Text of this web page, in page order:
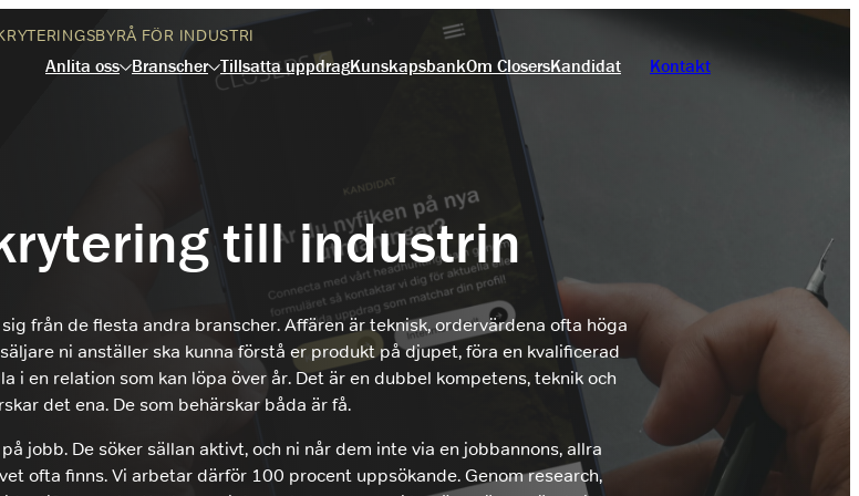
Anlita oss Branscher Tillsatta uppdragKunskapsbankOm ClosersKandidat Kontakt
Vi rekryterar marknadens främsta säljare
B2B.
Rekrytering Säljchef
säljchefer inom B2B.
Headhunting
nyckelspelare inom försäljning, marknad
eller ledning
Interim
tidsbegränsad period
FÖR INDUSTRI
till industrin
från de flesta andra branscher. Affären är teknisk, ordervärdena ofta höga
ni anställer ska kunna förstå er produkt på djupet, föra en kvalificerad
i en relation som kan löpa över år. Det är en dubbel kompetens, teknik och
det ena. De som behärskar båda är få.
jobb. De söker sällan aktivt, och ni når dem inte via en jobbannons, allra
ofta finns. Vi arbetar därför 100 procent uppsökande. Genom research,